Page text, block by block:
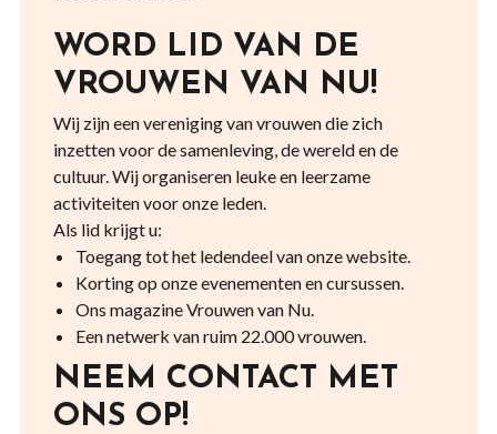
WORD LID VAN DE
VROUWEN VAN NU!
Wij zijn een vereniging van vrouwen die zich
inzetten voor de samenleving, de wereld en de
cultuur. Wij organiseren leuke en leerzame
activiteiten voor onze leden.
Als lid krijgt u:
Toegang tot het ledendeel van onze website.
Korting op onze evenementen en cursussen.
Ons magazine Vrouwen van Nu.
Een netwerk van ruim 22.000 vrouwen.
NEEM CONTACT MET
ONS OP!